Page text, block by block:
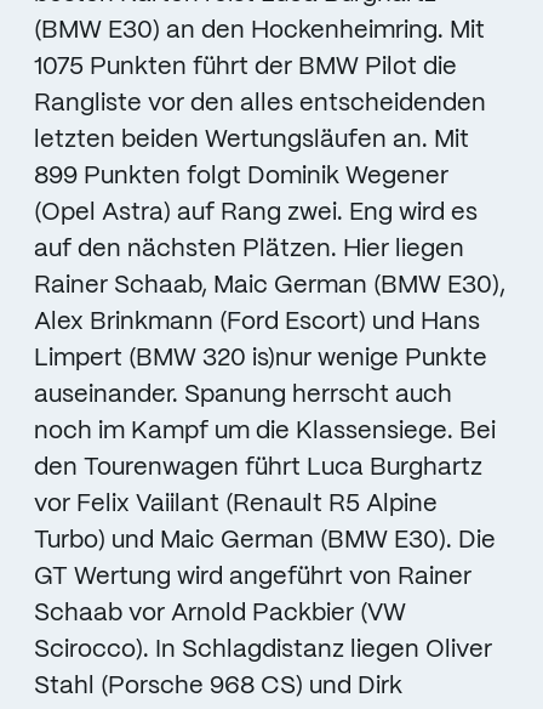
(BMW E30) an den Hockenheimring. Mit
1075 Punkten führt der BMW Pilot die
Rangliste vor den alles entscheidenden
letzten beiden Wertungsläufen an. Mit
899 Punkten folgt Dominik Wegener
(Opel Astra) auf Rang zwei. Eng wird es
auf den nächsten Plätzen. Hier liegen
Rainer Schaab, Maic German (BMW E30),
Alex Brinkmann (Ford Escort) und Hans
Limpert (BMW 320 is)nur wenige Punkte
auseinander. Spanung herrscht auch
noch im Kampf um die Klassensiege. Bei
den Tourenwagen führt Luca Burghartz
vor Felix Vaiilant (Renault R5 Alpine
Turbo) und Maic German (BMW E30). Die
GT Wertung wird angeführt von Rainer
Schaab vor Arnold Packbier (VW
Scirocco). In Schlagdistanz liegen Oliver
Stahl (Porsche 968 CS) und Dirk